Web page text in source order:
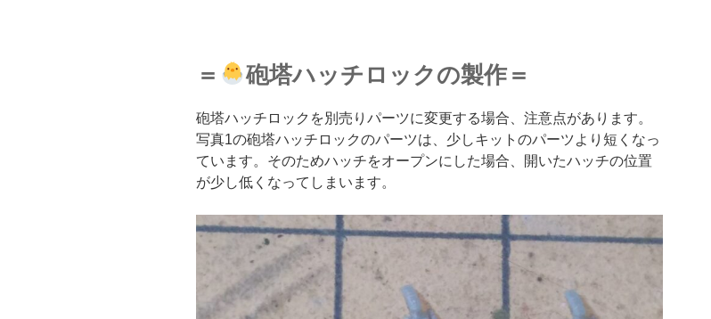
＝ 砲塔ハッチロックの製作＝
砲塔ハッチロックを別売りパーツに変更する場合、注意点があります。
写真1の砲塔ハッチロックのパーツは、少しキットのパーツより短くなっ
ています。そのためハッチをオープンにした場合、開いたハッチの位置
が少し低くなってしまいます。